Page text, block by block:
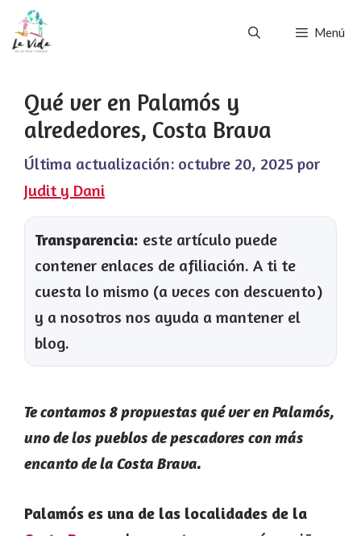
Saltar
Menú
Qué ver en Palamós y
alrededores, Costa Brava
Última actualización: octubre 20, 2025 por
Judit y Dani
Transparencia: este artículo puede
contener enlaces de afiliación. A ti te
cuesta lo mismo (a veces con descuento)
y a nosotros nos ayuda a mantener el
blog.
Te contamos 8 propuestas qué ver en Palamós,
uno de los pueblos de pescadores con más
encanto de la Costa Brava.
Palamós es una de las localidades de la